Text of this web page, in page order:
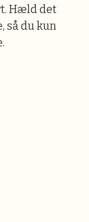
Hæld det
så du kun